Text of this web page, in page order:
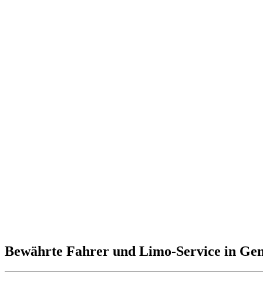
Bewährte Fahrer und Limo-Service in